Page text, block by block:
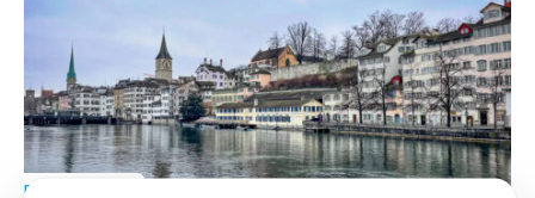
DESTINATIONS